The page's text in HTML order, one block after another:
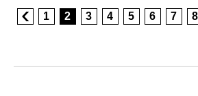
1 2 3 4 5 6 7 8